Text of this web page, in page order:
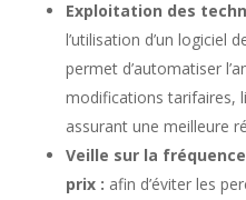
Exploitation des
l’utilisation d’un logiciel
permet d’automatiser
modifications tarifaires,
assurant une meilleure
Veille sur la
prix : afin d’éviter les